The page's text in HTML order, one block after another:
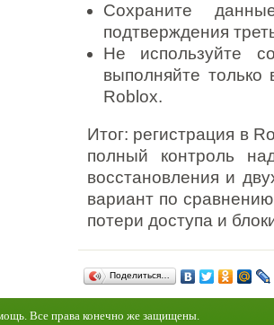
Сохраните
подтверждения
Не используйте
выполняйте
Roblox.
Итог: регистрация в
полный контроль
восстановления и
вариант по
потери доступа и
Поделиться…
Все права конечно же защищены.